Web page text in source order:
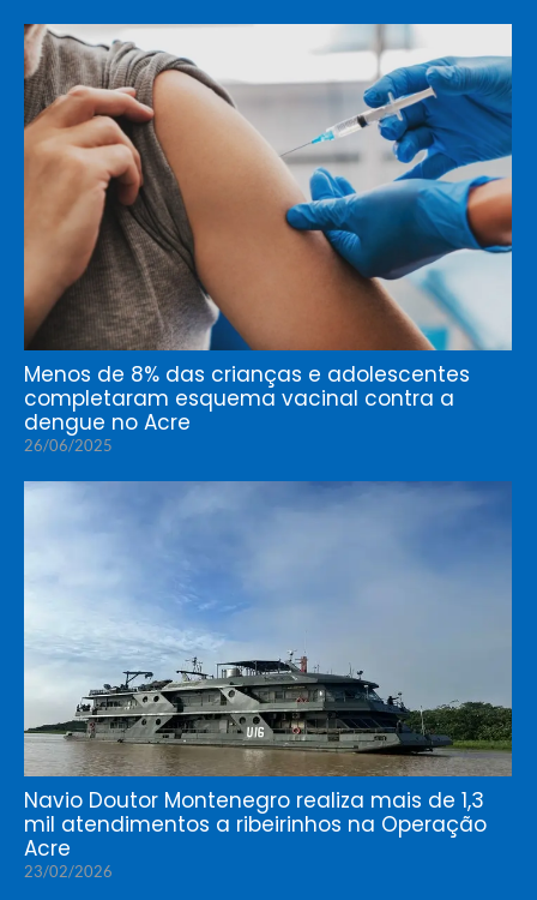
Menos de 8% das crianças e adolescentes
completaram esquema vacinal contra a
dengue no Acre
26/06/2025
Navio Doutor Montenegro realiza mais de 1,3
mil atendimentos a ribeirinhos na Operação
Acre
23/02/2026